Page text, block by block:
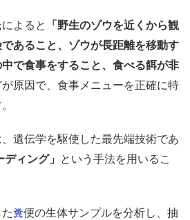
よると 「野生のゾウを近くから観
あること、ゾウが長距離を移動す
で食事をすること、食べる餌が非
が原因で、食事メニューを正確に特
遺伝学を駆使した最先端技術であ
ィング」 という手法を用いるこ
糞便の生体サンプルを分析し、抽